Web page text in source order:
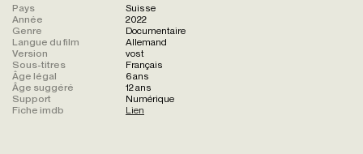
Pays
Suisse
Année
2022
Genre
Documentaire
Langue du film
Allemand
Version
vost
Sous-titres
Français
Âge légal
6 ans
Âge suggéré
12 ans
Support
Numérique
Fiche imdb
Lien